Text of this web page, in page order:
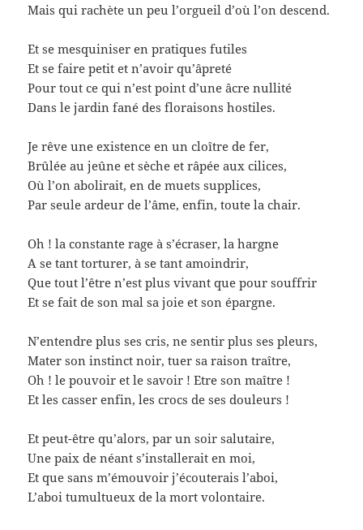
Mais qui rachète un peu l’orgueil d’où l’on descend.
Et se mesquiniser en pratiques futiles
Et se faire petit et n’avoir qu’âpreté
Pour tout ce qui n’est point d’une âcre nullité
Dans le jardin fané des floraisons hostiles.
Je rêve une existence en un cloître de fer,
Brûlée au jeûne et sèche et râpée aux cilices,
Où l’on abolirait, en de muets supplices,
Par seule ardeur de l’âme, enfin, toute la chair.
Oh ! la constante rage à s’écraser, la hargne
A se tant torturer, à se tant amoindrir,
Que tout l’être n’est plus vivant que pour souffrir
Et se fait de son mal sa joie et son épargne.
N’entendre plus ses cris, ne sentir plus ses pleurs,
Mater son instinct noir, tuer sa raison traître,
Oh ! le pouvoir et le savoir ! Etre son maître !
Et les casser enfin, les crocs de ses douleurs !
Et peut-être qu’alors, par un soir salutaire,
Une paix de néant s’installerait en moi,
Et que sans m’émouvoir j’écouterais l’aboi,
L’aboi tumultueux de la mort volontaire.